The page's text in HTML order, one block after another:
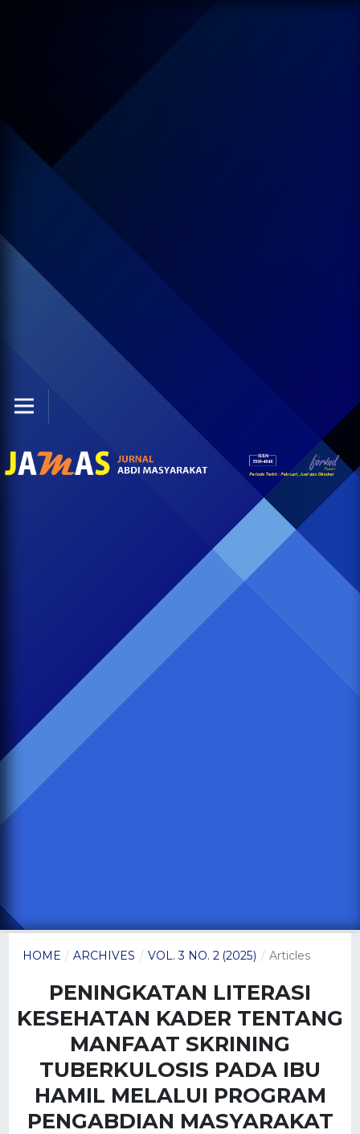
HOME / ARCHIVES / VOL. 3 NO. 2 (2025) / Articles
PENINGKATAN LITERASI
KESEHATAN KADER TENTANG
MANFAAT SKRINING
TUBERKULOSIS PADA IBU
HAMIL MELALUI PROGRAM
PENGABDIAN MASYARAKAT